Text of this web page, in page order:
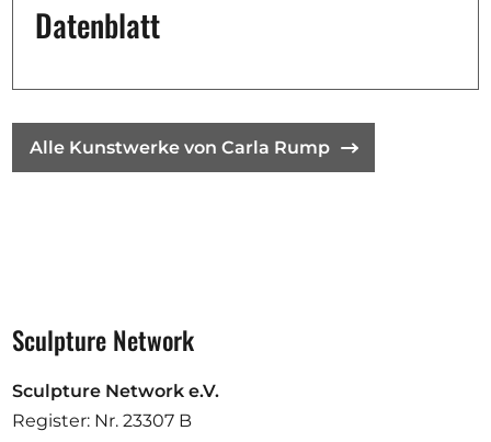
Datenblatt
Alle Kunstwerke von Carla Rump
Sculpture Network
Sculpture Network e.V.
Register: Nr. 23307 B